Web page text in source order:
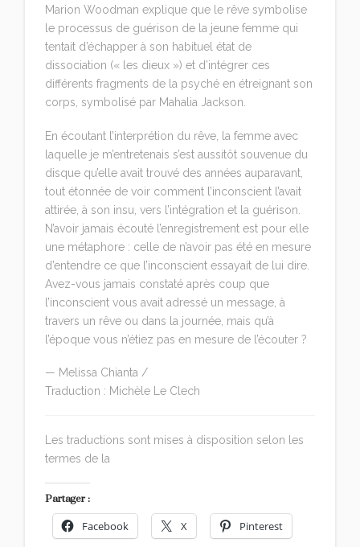
Marion Woodman explique que le rêve symbolise
le processus de guérison de la jeune femme qui
tentait d’échapper à son habituel état de
dissociation (« les dieux ») et d’intégrer ces
différents fragments de la psyché en étreignant son
corps, symbolisé par Mahalia Jackson.
En écoutant l’interprétion du rêve, la femme avec
laquelle je m’entretenais s’est aussitôt souvenue du
disque qu’elle avait trouvé des années auparavant,
tout étonnée de voir comment l’inconscient l’avait
attirée, à son insu, vers l’intégration et la guérison.
N’avoir jamais écouté l’enregistrement est pour elle
une métaphore : celle de n’avoir pas été en mesure
d’entendre ce que l’inconscient essayait de lui dire.
Avez-vous jamais constaté après coup que
l’inconscient vous avait adressé un message, à
travers un rêve ou dans la journée, mais qu’à
l’époque vous n’étiez pas en mesure de l’écouter ?
— Melissa Chianta /
Traduction : Michèle Le Clech
Les traductions sont mises à disposition selon les
termes de la
Partager :
Facebook X Pinterest